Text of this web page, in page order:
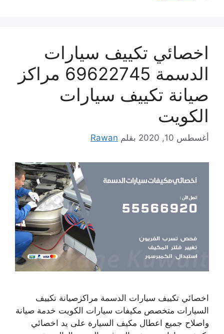
اخصائي تكييف سيارات
الدسمة 69622745 مراكز
صيانة تكييف سيارات
الكويت
أغسطس 10, 2020 بقلم Rawan
اخصائي تكييف سيارات الدسمة مراكزصيانة تكييف
السيارات متخصص مكيفات سيارات الكويت خدمة صيانة
واصلاح جميع اعطال مكيف السيارة على يد اخصائي